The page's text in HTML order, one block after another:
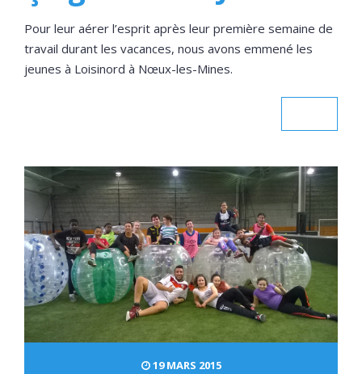
Pour leur aérer l’esprit après leur première semaine de
travail durant les vacances, nous avons emmené les
jeunes à Loisinord à Nœux-les-Mines.
19 MARS 2015